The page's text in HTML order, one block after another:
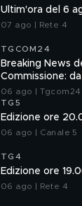
Ultim'ora del 6
07 ago | Rete 4
TGCOM24
Breaking News
Commissione:
06 ago | Tgcom24
TG5
Edizione ore
06 ago | Canale 5
TG4
Edizione ore
06 ago | Rete 4